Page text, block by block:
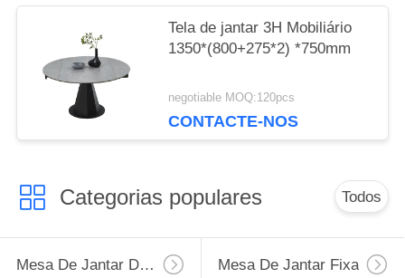
Tela de jantar 3H Mobiliário
1350*(800+275*2) *750mm
negotiable MOQ:120pcs
CONTACTE-NOS
Categorias populares Todos
Mesa De Jantar Da Extensão Mesa De Jantar Fixa